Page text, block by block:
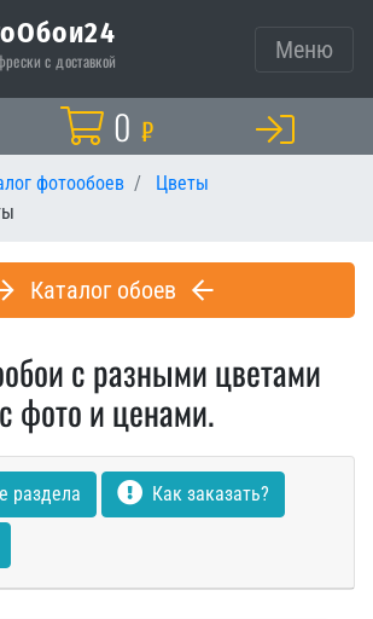
с доставкой Меню
Корзина
0 ₽
фотообоев
Цветы
Каталог обоев
с разными цветами
фото и ценами.
раздела Как заказать?